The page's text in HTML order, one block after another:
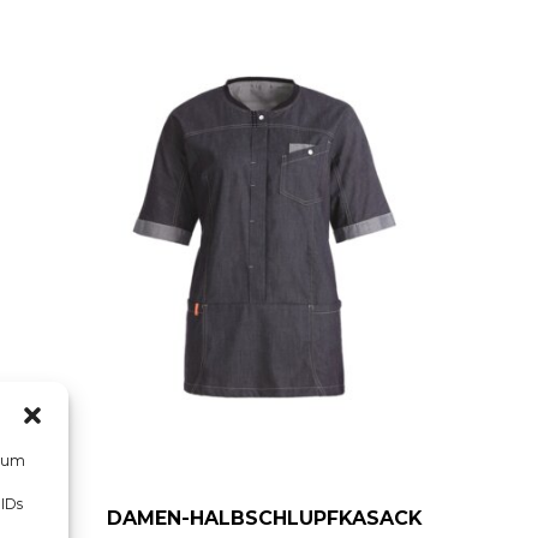
DAMEN-HALBSCHLUPFKASACK